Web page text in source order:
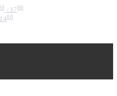
- 1700
00